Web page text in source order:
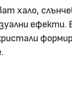
хало,
ефекти.